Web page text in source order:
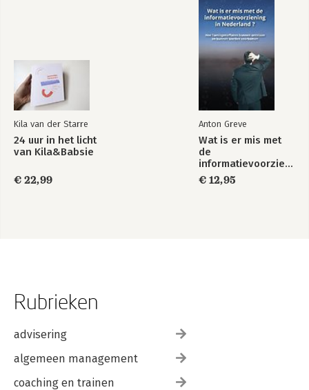
Kila van der Starre
24 uur in het licht
van Kila&Babsie
€ 22,99
Anton Greve
Wat is er mis met
de
informatievoorziening
in Nederland ?
€ 12,95
Rubrieken
advisering
algemeen management
coaching en trainen